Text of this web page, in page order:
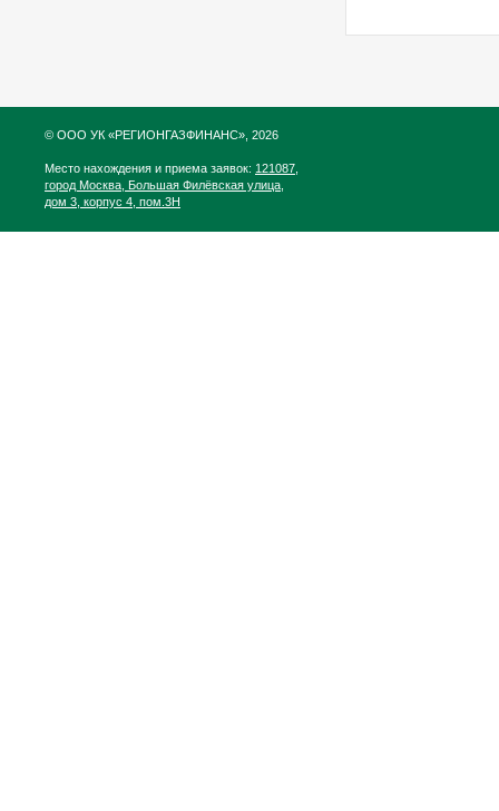
© ООО УК «РЕГИОНГАЗФИНАНС», 2026
Место нахождения и приема заявок: 121087,
город Москва, Большая Филёвская улица,
дом 3, корпус 4, пом.3Н